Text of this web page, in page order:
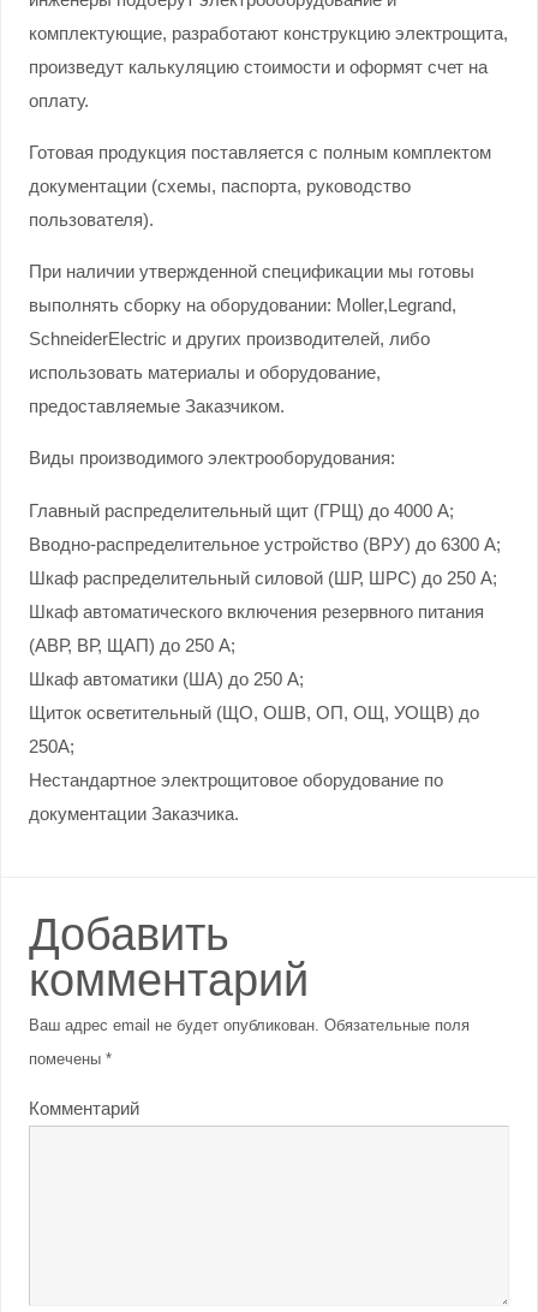
комплектующие, разработают конструкцию электрощита,
произведут калькуляцию стоимости и оформят счет на
оплату.
Готовая продукция поставляется с полным комплектом
документации (схемы, паспорта, руководство
пользователя).
При наличии утвержденной спецификации мы готовы
выполнять сборку на оборудовании: Moller,Legrand,
SchneiderElectric и других производителей, либо
использовать материалы и оборудование,
предоставляемые Заказчиком.
Виды производимого электрооборудования:
Главный распределительный щит (ГРЩ) до 4000 А;
Вводно-распределительное устройство (ВРУ) до 6300 А;
Шкаф распределительный силовой (ШР, ШРС) до 250 А;
Шкаф автоматического включения резервного питания
(АВР, ВР, ЩАП) до 250 А;
Шкаф автоматики (ША) до 250 А;
Щиток осветительный (ЩО, ОШВ, ОП, ОЩ, УОЩВ) до
250А;
Нестандартное электрощитовое оборудование по
документации Заказчика.
Добавить
комментарий
Ваш адрес email не будет опубликован. Обязательные поля
помечены *
Комментарий